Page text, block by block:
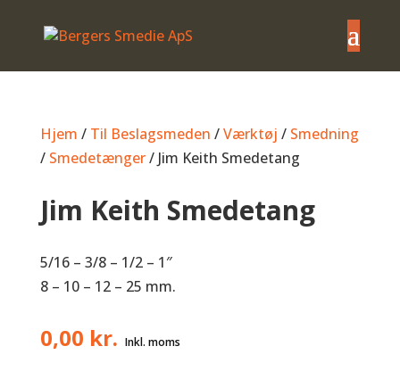
Hjem / Til Beslagsmeden /Værktøj / Smedning
/ Smedetænger/ Jim Keith Smedetang
Jim Keith Smedetang
5/16 – 3/8 – 1/2 – 1″
8 – 10 – 12 – 25 mm.
0,00 kr.